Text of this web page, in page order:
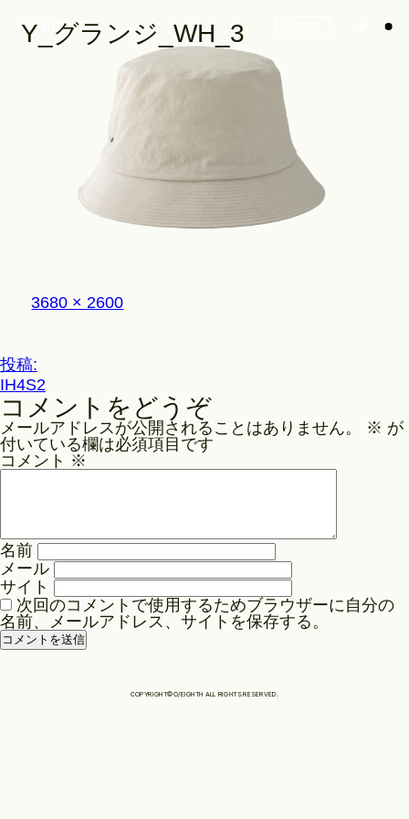
Philosophy
Y_グランジ_WH_3
フ
ル
ズ
3680 × 2600
投
稿
ナ
ビ
ゲ
ョ
ン
投稿:
IH4S2
コメントをどうぞ
メールアドレスが公開されることはありません。 ※ が
付いている欄は必須項目です
コメント ※
名前
メール
サイト
次回のコメントで使用するためブラウザーに自分の
名前、メールアドレス、サイトを保存する。
COPYRIGHT©O/EIGHTH ALL RIGHTS RESERVED.